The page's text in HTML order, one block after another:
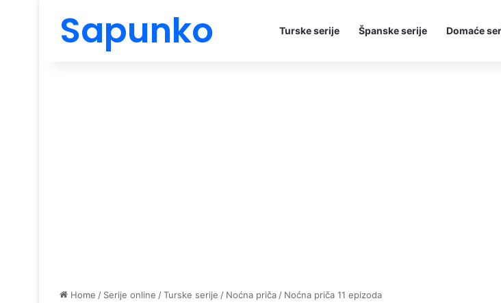
Sapunko Turske serije Španske serije Domaće
Home / Serije online /Turske serije / Noćna priča / Noćna priča 11 epizoda